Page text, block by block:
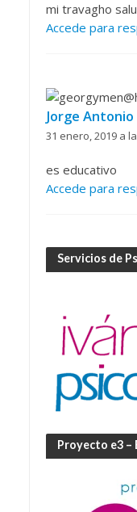
mi travagho
Accede para
Jorge
31 enero, 2019 a
es educativo
Accede para
Servicios de
Proyecto e3 –